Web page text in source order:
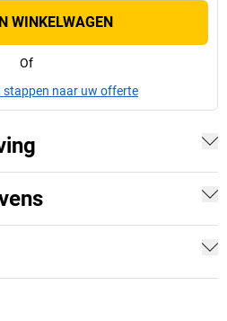
WINKELWAGEN
Of
stappen naar uw offerte